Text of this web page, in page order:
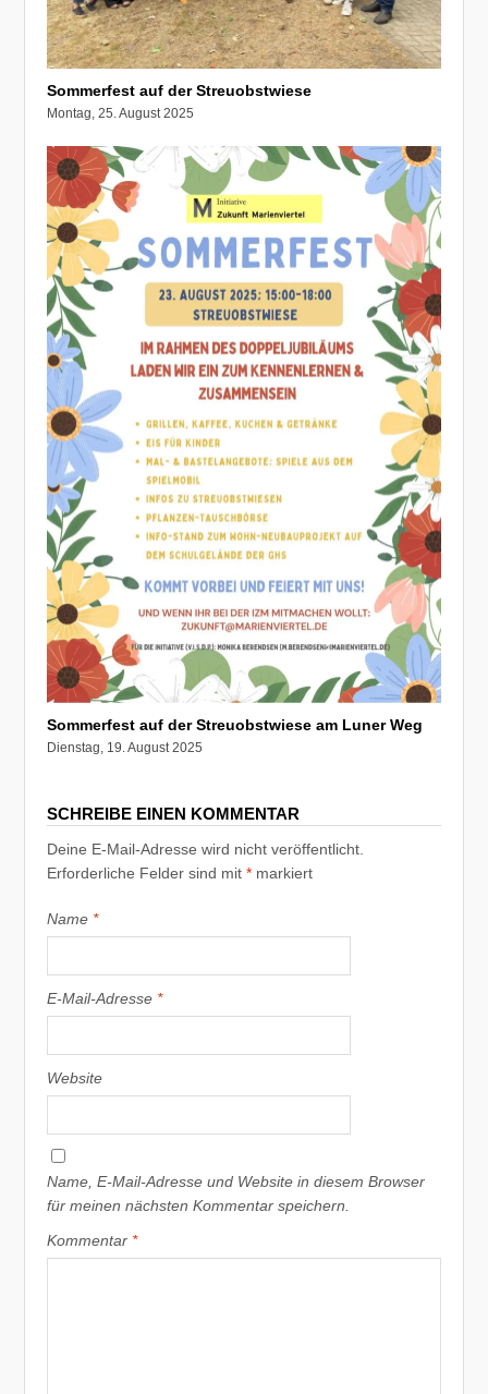
Sommerfest auf der Streuobstwiese
Montag, 25. August 2025
Sommerfest auf der Streuobstwiese am Luner Weg
Dienstag, 19. August 2025
SCHREIBE EINEN KOMMENTAR
Deine E-Mail-Adresse wird nicht veröffentlicht.
Erforderliche Felder sind mit* markiert
Name *
E-Mail-Adresse *
Website
Name, E-Mail-Adresse und Website in diesem Browser
für meinen nächsten Kommentar speichern.
Kommentar *